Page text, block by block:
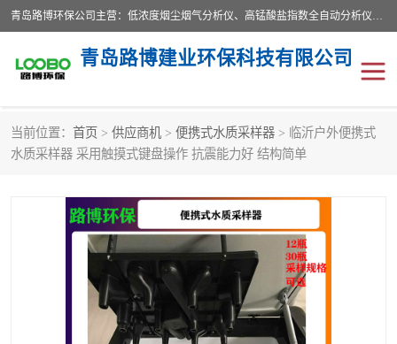
青岛路博环保公司主营：低浓度烟尘烟气分析仪、高锰酸盐指数全自动分析仪、便携式超声波明渠流量计、便携式水质采样器、恒温恒湿称重系统、手持式油烟检测仪等;是一家集环保科研、设计、生产、维护、销售和系统集成为一体的综合性高科技企业。路博人秉承"科学技术是第一生产力的重要理念，倡导环境友好型的生产、生活和消费方式。
青岛路博建业环保科技有限公司
当前位置： 首页 > 供应商机 > 便携式水质采样器 > 临沂户外便携式
水质采样器 采用触摸式键盘操作 抗震能力好 结构简单
生物安全柜 气体检测仪
水质检测仪 手持式油烟检测仪
恒温恒湿称重系统 二恶英采集器
实验室仪器 LB-8110降水降尘采样器
便携式水质采样器 LB-7035油气回收